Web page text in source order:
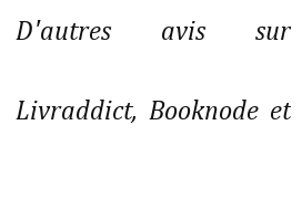
D'autres avis sur
Livraddict, Booknode et